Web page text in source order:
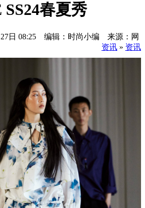
春夏秀
27日 08:25 编辑：时尚小编 来源：网
资讯 » 资讯